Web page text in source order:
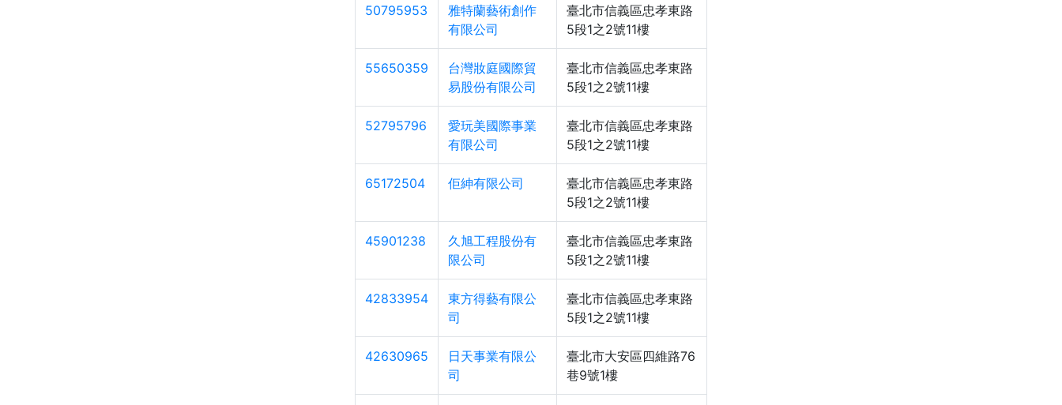
50795953
雅特蘭藝術創作
有限公司
臺北市信義區忠孝東路
5段1之2號11樓
55650359
台灣妝庭國際貿
易股份有限公司
臺北市信義區忠孝東路
5段1之2號11樓
52795796
愛玩美國際事業
有限公司
臺北市信義區忠孝東路
5段1之2號11樓
65172504 佢紳有限公司
臺北市信義區忠孝東路
5段1之2號11樓
45901238
久旭工程股份有
限公司
臺北市信義區忠孝東路
5段1之2號11樓
42833954
東方得藝有限公
司
臺北市信義區忠孝東路
5段1之2號11樓
42630965
日天事業有限公
司
臺北市大安區四維路76
巷9號1樓